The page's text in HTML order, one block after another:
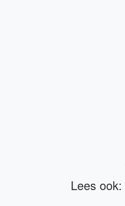
Lees ook: